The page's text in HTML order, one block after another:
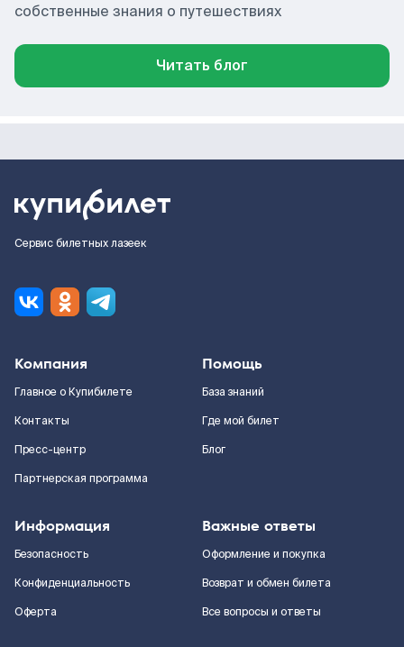
собственные знания о путешествиях
Читать блог
Сервис билетных лазеек
Компания
Главное о Купибилете
Контакты
Пресс-центр
Партнерская программа
Помощь
База знаний
Где мой билет
Блог
Информация
Безопасность
Конфиденциальность
Оферта
Важные ответы
Оформление и покупка
Возврат и обмен билета
Все вопросы и ответы